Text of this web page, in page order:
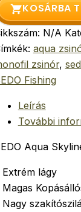
KOSÁRBA
N/A
aqua
zsinór,
Fishing
Leírás
További
Aqua
Extrém lágy
Magas
Nagy